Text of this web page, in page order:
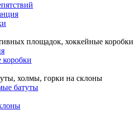
площадок, хоккейные коробки
холмы, горки на склоны
батуты